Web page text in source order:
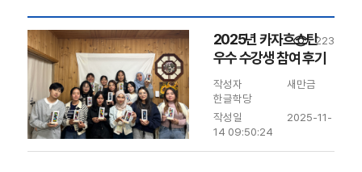
2025년 카자흐스탄
우수 수강생 참여 후기
작성자
새만금
한글학당
작성일
2025-11-
14 09:50:24
visibility 223